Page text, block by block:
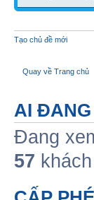
Tạo chủ đề mới
Quay về Trang chủ
AI
Đang
57 khách